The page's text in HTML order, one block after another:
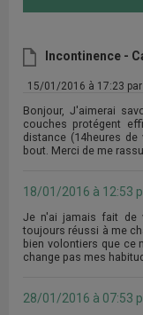
Incontinence -
15/01/2016 à 17:23
Bonjour, J'aimerai
couches protégent
distance (14heures
bout. Merci de me
18/01/2016 à 12:53
Je n'ai jamais fait
toujours réussi à me
bien volontiers que ce
change pas mes
28/01/2016 à 07:53